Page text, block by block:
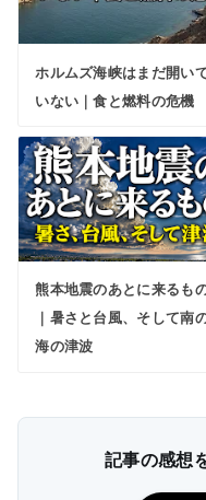
ホルムズ海峡はまだ開い
いない｜食と燃料の危機
熊本地震のあとに来るも
｜暑さと台風、そして南
海の津波
記事の感想